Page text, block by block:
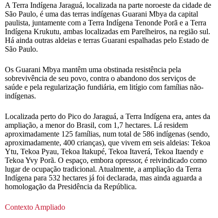
A Terra Indígena Jaraguá, localizada na parte noroeste da cidade de
São Paulo, é uma das terras indígenas Guarani Mbya da capital
paulista, juntamente com a Terra Indígena Tenonde Porã e a Terra
Indígena Krukutu, ambas localizadas em Parelheiros, na região sul.
Há ainda outras aldeias e terras Guarani espalhadas pelo Estado de
São Paulo.
Os Guarani Mbya mantêm uma obstinada resistência pela
sobrevivência de seu povo, contra o abandono dos serviços de
saúde e pela regularização fundiária, em litígio com famílias não-
indígenas.
Localizada perto do Pico do Jaraguá, a Terra Indígena era, antes da
ampliação, a menor do Brasil, com 1,7 hectares. Lá residem
aproximadamente 125 famílias, num total de 586 indígenas (sendo,
aproximadamente, 400 crianças), que vivem em seis aldeias: Tekoa
Ytu, Tekoa Pyau, Tekoa Itakupé, Tekoa Itaverá, Tekoa Itaendy e
Tekoa Yvy Porã. O espaço, embora opressor, é reivindicado como
lugar de ocupação tradicional. Atualmente, a ampliação da Terra
Indígena para 532 hectares já foi declarada, mas ainda aguarda a
homologação da Presidência da República.
Contexto Ampliado